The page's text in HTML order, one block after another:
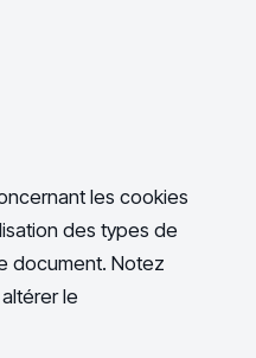
les cookies
des types de
document. Notez
le